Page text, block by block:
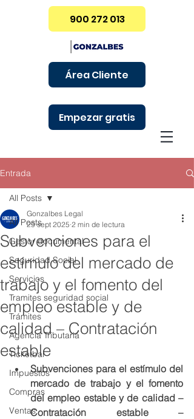
900 272 013
Área Cliente
Empezar gratis
Entrada
All Posts
Gestor documental
Seguridad Social
Servicios
Tramites seguridad social
Trámites
Agencia Tributaria
Ticketbai
Impuestos
Compras
Ventas
All Posts
Subvenciones para el
estímulo del mercado de
trabajo y el fomento del
empleo estable y de
calidad – Contratación
estable
Gonzalbes Legal
29 sept 2025 2 min de lectura
Subvenciones para el estímulo del
mercado de trabajo y el fomento
del empleo estable y de calidad –
Contratación estable –